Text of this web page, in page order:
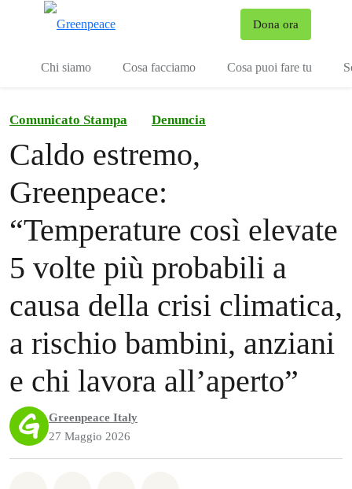
Dona ora
Chi siamo Cosa facciamo Cosa puoi fare tu
Comunicato Stampa Denuncia
Caldo estremo,
Greenpeace:
“Temperature così elevate
5 volte più probabili a
causa della crisi climatica,
a rischio bambini, anziani
e chi lavora all’aperto”
Greenpeace Italy
27 Maggio 2026